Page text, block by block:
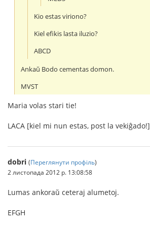
Kio estas viriono?
Kiel efikis lasta iluzio?
ABCD
Ankaŭ Bodo cementas domon.
MVST
Maria volas stari tie!
LACA [kiel mi nun estas, post la vekiĝado!]
dobri (Переглянути профіль)
2 листопада 2012 р. 13:08:58
Lumas ankoraŭ ceteraj alumetoj.
EFGH